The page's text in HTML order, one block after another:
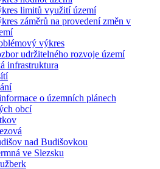
limitů využití území
záměrů na provedení změn v
výkres
udržitelného rozvoje území
infrastruktura
o územních plánech
obcí
nad Budišovkou
ve Slezsku